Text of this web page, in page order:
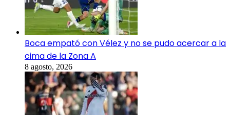
Boca empató con Vélez y no se pudo acercar a la
cima de la Zona A
8 agosto, 2026